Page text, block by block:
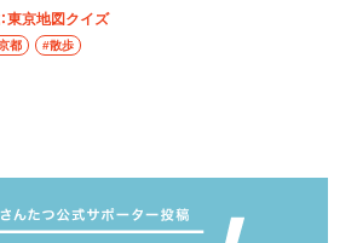
東京地図クイズ
都 #散歩